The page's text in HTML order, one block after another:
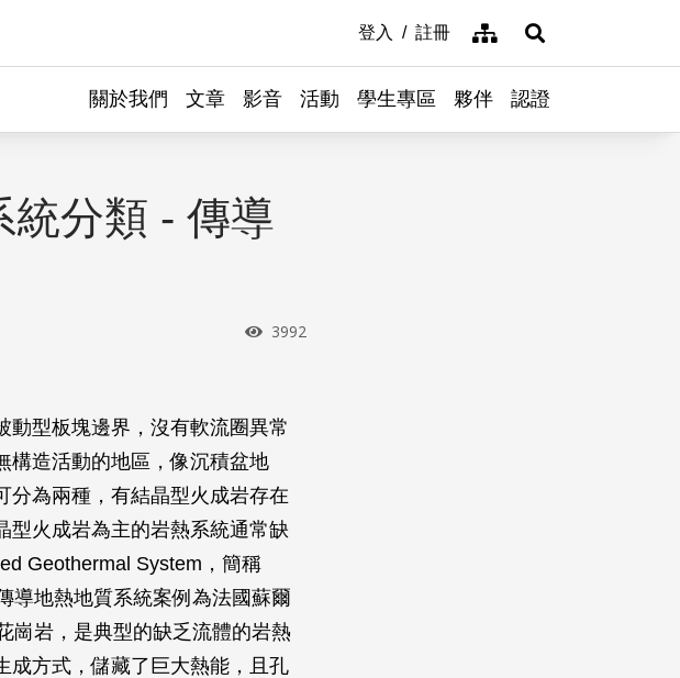
登入 註冊 網站導覽展開搜尋
關於我們 文章 影音 活動 學生專區 夥伴 認證
統分類 - 傳導
瀏覽次數
3992
動型板塊邊界，沒有軟流圈異常
構造活動的地區，像沉積盆地
分為兩種，有結晶型火成岩存在
型火成岩為主的岩熱系統通常缺
Geothermal System，簡稱
導地熱地質系統案例為法國蘇爾
崗岩，是典型的缺乏流體的岩熱
成方式，儲藏了巨大熱能，且孔